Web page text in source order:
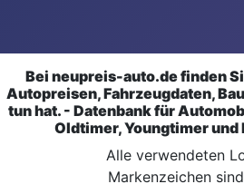
Bei neupreis-auto.de finden
Autopreisen, Fahrzeugdaten,
tun hat. - Datenbank für
Oldtimer, Youngtimer und
Alle verwendeten
Markenzeichen